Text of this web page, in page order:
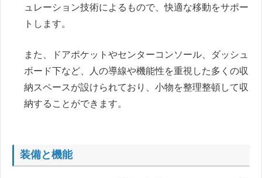
ュレーション技術によるもので、快適な移動をサポー
トします。
また、ドアポケットやセンターコンソール、ダッシュ
ボード下など、人の導線や機能性を重視した多くの収
納スペースが設けられており、小物を整理整頓して収
納することができます。
装備と機能